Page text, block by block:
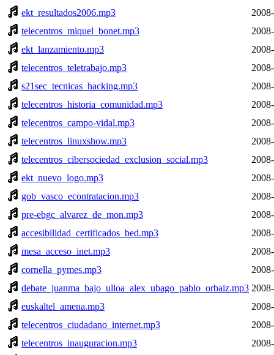
ekt_resultados2006.mp3
telecentros_miquel_bonet.mp3
ekt_lanzamiento.mp3
telecentros_teletrabajo.mp3
s21sec_tecnicas_hacking.mp3
telecentros_historia_comunidad.mp3
telecentros_campo-vidal.mp3
telecentros_linuxshow.mp3
telecentros_cibersociedad_exclusion_social.mp3
ekt_nuevo_logo.mp3
gob_vasco_econtratacion.mp3
pre-ebgc_alvarez_de_mon.mp3
accesibilidad_certificados_bed.mp3
mesa_acceso_inet.mp3
cornella_pymes.mp3
debate_juanma_bajo_ulloa_alex_ubago_pablo_orbaiz.mp3
euskaltel_amena.mp3
telecentros_ciudadano_internet.mp3
telecentros_inauguracion.mp3